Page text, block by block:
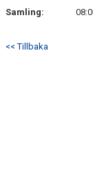
Samling:
<< Tillbaka